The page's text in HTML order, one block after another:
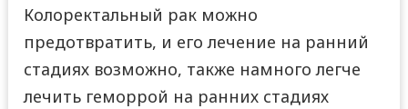
Колоректальный рак можно
предотвратить, и его лечение на ранний
стадиях возможно, также намного легче
лечить геморрой на ранних стадиях